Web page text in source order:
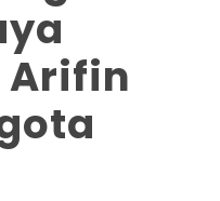
Arifin